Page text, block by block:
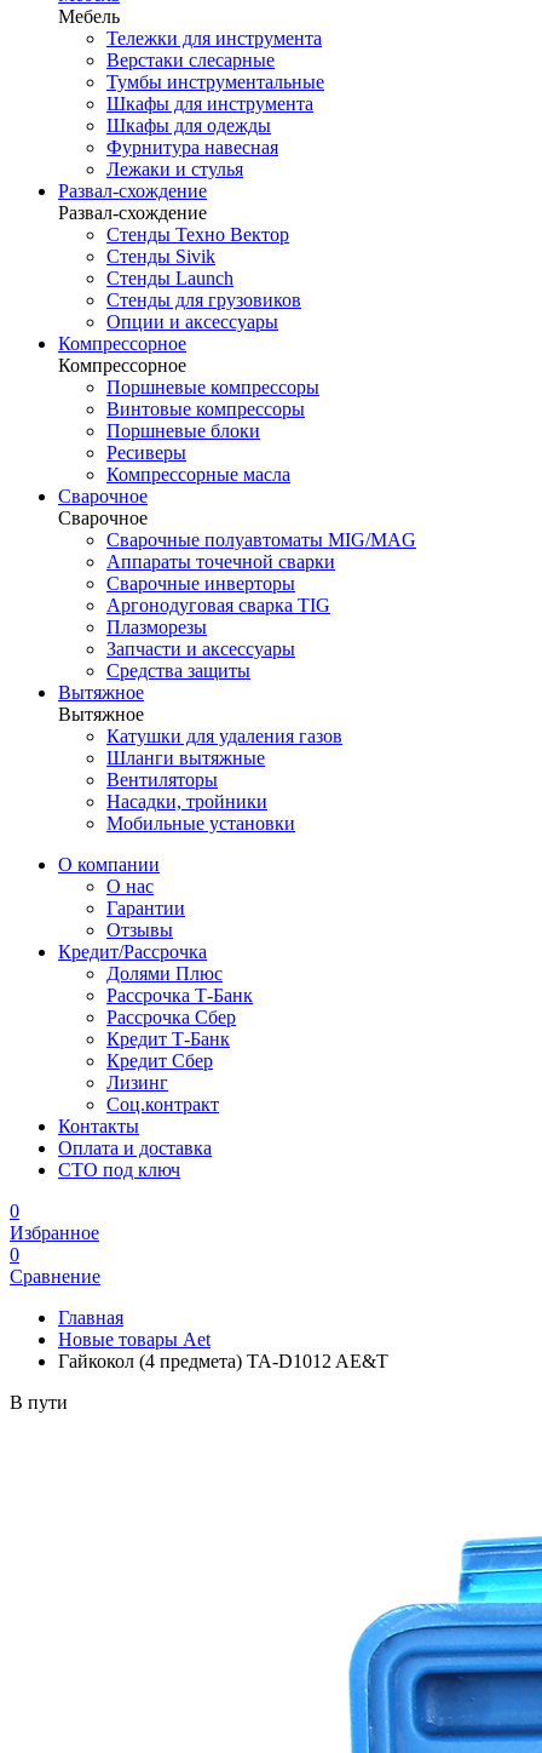
Мебель
Тележки для инструмента
Верстаки слесарные
Тумбы инструментальные
Шкафы для инструмента
Шкафы для одежды
Фурнитура навесная
Лежаки и стулья
Развал-схождение
Развал-схождение
Стенды Техно Вектор
Стенды Sivik
Стенды Launch
Стенды для грузовиков
Опции и аксессуары
Компрессорное
Компрессорное
Поршневые компрессоры
Винтовые компрессоры
Поршневые блоки
Ресиверы
Компрессорные масла
Сварочное
Сварочное
Сварочные полуавтоматы MIG/MAG
Аппараты точечной сварки
Сварочные инверторы
Аргонодуговая сварка TIG
Плазморезы
Запчасти и аксессуары
Средства защиты
Вытяжное
Вытяжное
Катушки для удаления газов
Шланги вытяжные
Вентиляторы
Насадки, тройники
Мобильные установки
О компании
О нас
Гарантии
Отзывы
Кредит/Рассрочка
Долями Плюс
Рассрочка Т-Банк
Рассрочка Сбер
Кредит Т-Банк
Кредит Сбер
Лизинг
Соц.контракт
Контакты
Оплата и доставка
СТО под ключ
0
Избранное
0
Сравнение
Главная
Новые товары Aet
Гайкокол (4 предмета) TA-D1012 AE&T
В пути